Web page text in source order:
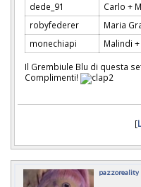
dede_91
Carlo +
robyfederer
Maria
monechiapi
Malindi
Il Grembiule Blu di questa
Complimenti!
[
pazzoreality